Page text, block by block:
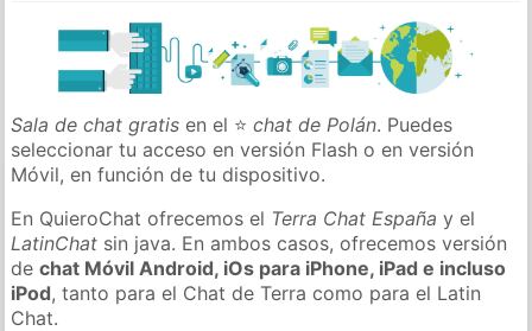
Sala de chat gratis en el ⭐chat de Polán. Puedes
seleccionar tu acceso en versión Flash o en versión
Móvil, en función de tu dispositivo.
En QuieroChat ofrecemos el Terra Chat España y el
LatinChat sin java. En ambos casos, ofrecemos versión
dechat Móvil Android, iOs para iPhone, iPad e incluso
iPod, tanto para el Chat de Terra como para el Latin
Chat.